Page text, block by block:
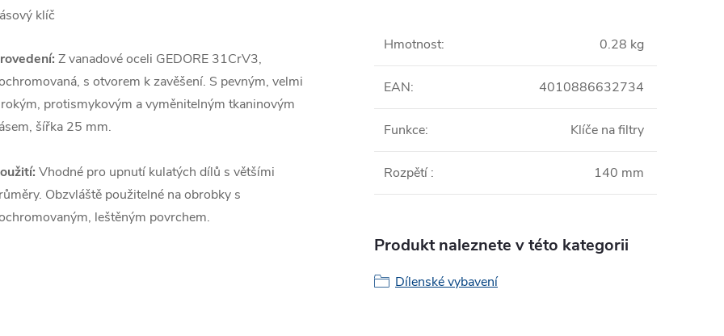
klíč
Z vanadové oceli GEDORE 31CrV3,
s otvorem k zavěšení. S pevným, velmi
protismykovým a vyměnitelným tkaninovým
šířka 25 mm.
Vhodné pro upnutí kulatých dílů s většími
Obzvláště použitelné na obrobky s
leštěným povrchem.
Hmotnost: 0.28 kg
EAN: 4010886632734
Funkce: Klíče na filtry
Rozpětí : 140 mm
Produkt naleznete v této kategorii
Dílenské vybavení